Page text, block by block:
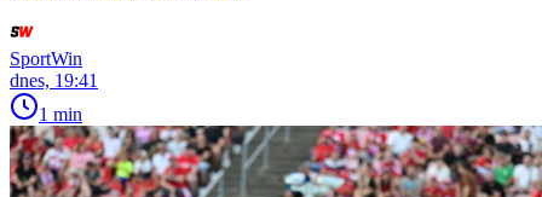
SportWin
dnes, 19:41
1 min